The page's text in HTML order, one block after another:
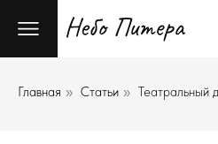
Главная » Статьи » Театральный